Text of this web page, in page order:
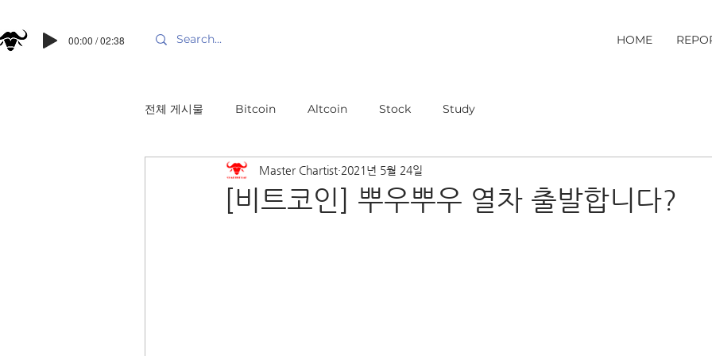
HOME
00:00 / 02:38
전체 게시물 Bitcoin Altcoin Stock Study
[비트코인] 뿌우뿌우 열차 출발합니다?
Master Chartist 2021년 5월 24일